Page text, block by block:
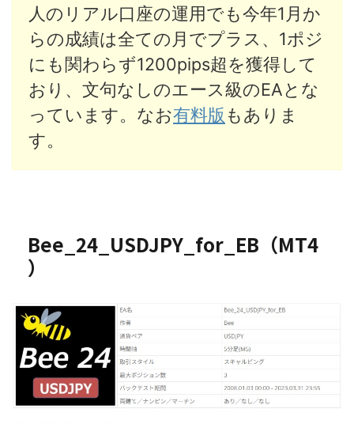
人のリアル口座の運用でも今年1月か
らの成績は全ての月でプラス、1ポジ
にも関わらず1200pips超を獲得して
おり、文句なしのエース級のEAとな
っています。なお有料版 もありま
す。
Bee_24_USDJPY_for_EB（MT4
）